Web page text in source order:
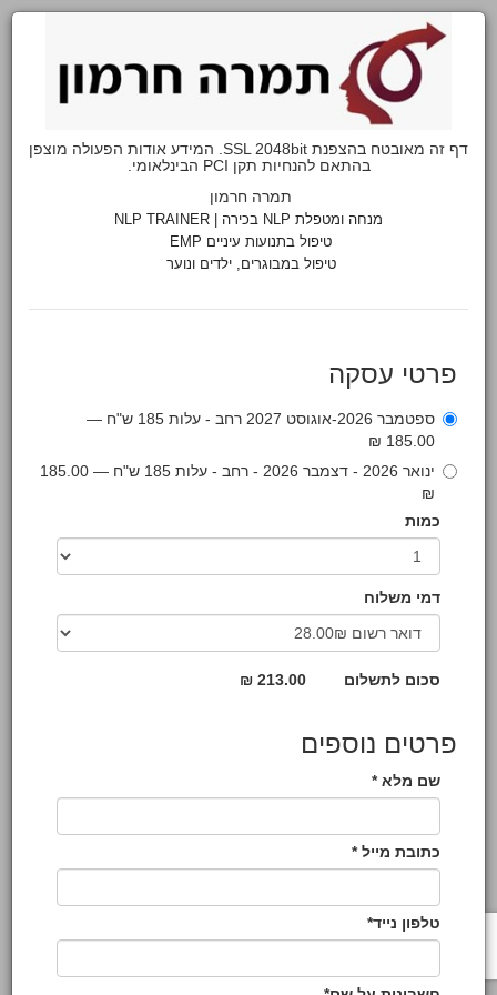
דף זה מאובטח בהצפנת SSL 2048bit. המידע אודות הפעולה מוצפן
בהתאם להנחיות תקן PCI הבינלאומי.
תמרה חרמון
מנחה ומטפלת NLP בכירה | NLP TRAINER
טיפול בתנועות עיניים EMP
טיפול במבוגרים, ילדים ונוער
פרטי עסקה
ספטמבר 2026-אוגוסט 2027 רחב - עלות 185 ש"ח —
185.00 ₪
ינואר 2026 - דצמבר 2026 - רחב - עלות 185 ש"ח — 185.00
₪
כמות
דמי משלוח
סכום לתשלום 213.00 ₪
פרטים נוספים
שם מלא *
כתובת מייל *
טלפון נייד*